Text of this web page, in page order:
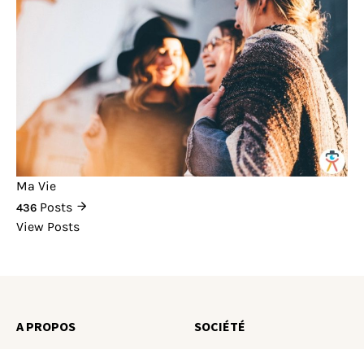
Ma Vie
436 Posts
View Posts
A PROPOS SOCIÉTÉ